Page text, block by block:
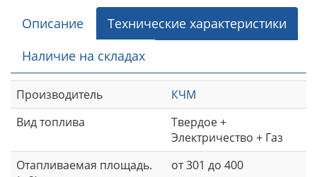
Описание
Технические характеристики
Наличие на складах
Производитель
КЧМ
Вид топлива
Твердое +
Электричество + Газ
Отапливаемая площадь.
от 301 до 400